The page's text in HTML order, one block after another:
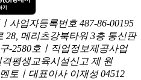
사업자등록번호 487-86-00195
28, 메리츠강북타워 3층 통신판
-2580호ㅣ직업정보제공사업
평생교육시설신고 제 원
토ㅣ대표이사 이재성 04512